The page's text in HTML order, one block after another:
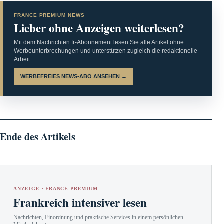
FRANCE PREMIUM NEWS
Lieber ohne Anzeigen weiterlesen?
Mit dem Nachrichten.fr-Abonnement lesen Sie alle Artikel ohne
Werbeunterbrechungen und unterstützen zugleich die redaktionelle
Arbeit.
WERBEFREIES NEWS-ABO ANSEHEN →
Ende des Artikels
ANZEIGE · FRANCE PREMIUM
Frankreich intensiver lesen
Nachrichten, Einordnung und praktische Services in einem persönlichen